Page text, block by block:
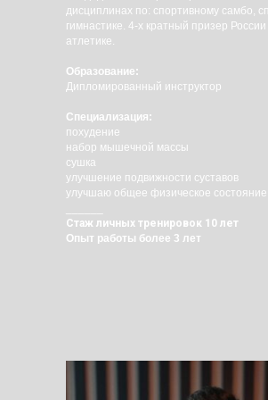
дисциплинах по: спортивному самбо,
гимнастике. 4-х кратный призер России
атлетике.
Образование:
Дипломированный инструктор
Специализация:
похудение
набор мышечной массы
сушка
улучшение подвижности суставов
улучшаю общее физическое состояние
Стаж личных тренировок 10 лет
Опыт работы более 3 лет